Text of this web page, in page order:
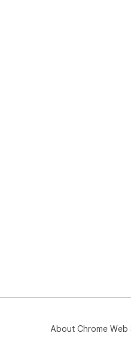
About Chrome Web